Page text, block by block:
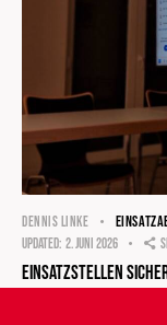
DENNIS LINKE
Updated: 2. Juni 2026
Einsatzstellen